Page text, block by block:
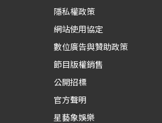
隱私權政策
網站使用協定
數位廣告與贊助政策
節目版權銷售
公開招標
官方聲明
星藝象娛樂